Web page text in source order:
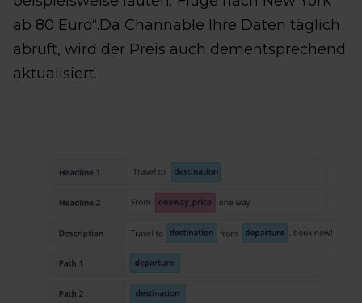
ab 80 Euro“.Da Channable Ihre Daten täglich
abruft, wird der Preis auch dementsprechend
aktualisiert.